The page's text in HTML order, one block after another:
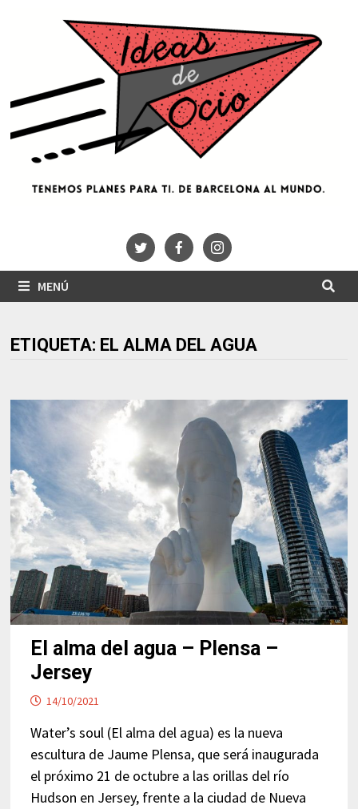
MENÚ
ETIQUETA: EL ALMA DEL AGUA
El alma del agua – Plensa –
Jersey
14/10/2021
Water’s soul (El alma del agua) es la nueva
escultura de Jaume Plensa, que será inaugurada
el próximo 21 de octubre a las orillas del río
Hudson en Jersey, frente a la ciudad de Nueva